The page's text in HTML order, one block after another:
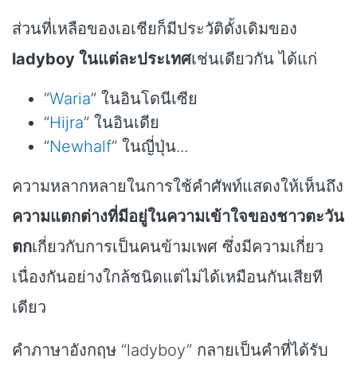
ส่วนที่เหลือของเอเชียก็มีประวัติดั้งเดิมของ
ladyboy ในแต่ละประเทศเช่นเดียวกัน ได้แก่
“Waria” ในอินโดนีเซีย
“Hijra” ในอินเดีย
“Newhalf” ในญี่ปุ่น...
ความหลากหลายในการใช้คำศัพท์แสดงให้เห็นถึง
ความแตกต่างที่มีอยู่ในความเข้าใจของชาวตะวัน
ตกเกี่ยวกับการเป็นคนข้ามเพศ ซึ่งมีความเกี่ยว
เนื่องกันอย่างใกล้ชนิดแต่ไม่ได้เหมือนกันเสียที
เดียว
คำภาษาอังกฤษ “ladyboy” กลายเป็นคำที่ได้รับ